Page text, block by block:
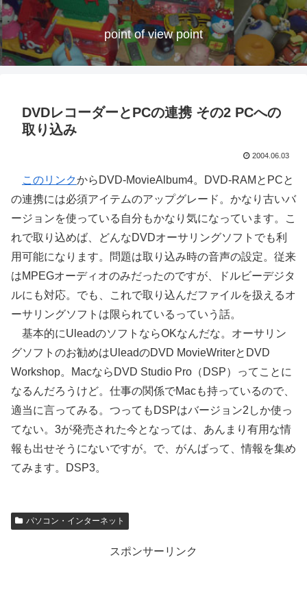
point of view point
DVDレコーダーとPCの連携 その2 PCへの
取り込み
2004.06.03
このリンクからDVD-MovieAlbum4。DVD-RAMとPCと
の連携には必須アイテムのアップグレード。かなり古いバ
ージョンを使っている自分もかなり気になっています。こ
れで取り込めば、どんなDVDオーサリングソフトでも利
用可能になります。問題は取り込み時の音声の設定。従来
はMPEGオーディオのみだったのですが、ドルビーデジタ
ルにも対応。でも、これで取り込んだファイルを扱えるオ
ーサリングソフトは限られているっていう話。
基本的にUleadのソフトならOKなんだな。オーサリン
グソフトのお勧めはUleadのDVD MovieWriterとDVD
Workshop。MacならDVD Studio Pro（DSP）ってことに
なるんだろうけど。仕事の関係でMacも持っているので、
適当に言ってみる。つってもDSPはバージョン2しか使っ
てない。3が発売された今となっては、あんまり有用な情
報も出せそうにないですが。で、がんばって、情報を集め
てみます。DSP3。
パソコン・インターネット
スポンサーリンク